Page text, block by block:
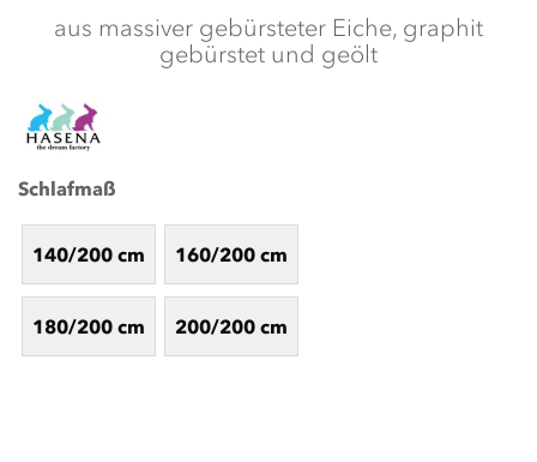
springenaus massiver gebürsteter Eiche, graphit
gebürstet und geölt
Schlafmaß
140/200 cm 160/200 cm
180/200 cm 200/200 cm